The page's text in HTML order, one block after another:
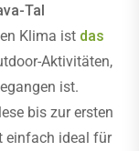
Tal
Klima ist das
Aktivitäten,
ist.
bis zur ersten
einfach ideal für